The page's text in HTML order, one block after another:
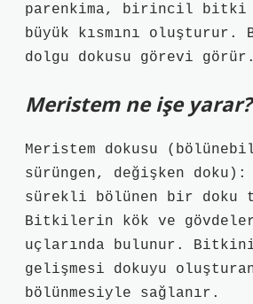
parenkima, birincil bitki
büyük kısmını
dolgu dokusu görevi görür.
Meristem ne işe yarar?
Meristem dokusu
sürüngen, değişken
sürekli bölünen bir doku
Bitkilerin kök ve
uçlarında bulunur.
gelişmesi dokuyu
bölünmesiyle sağlanır.